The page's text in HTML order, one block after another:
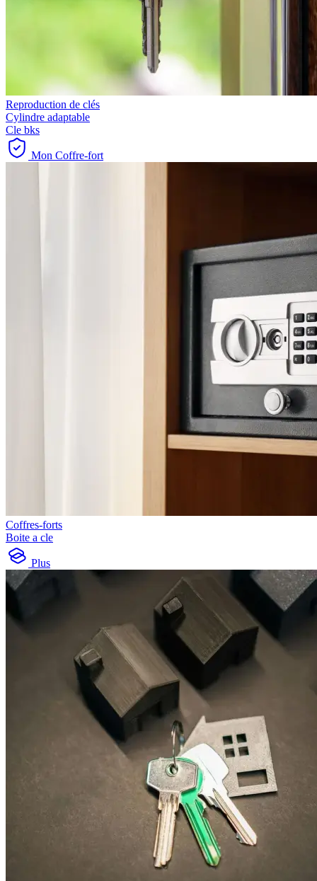
Reproduction de clés
Cylindre adaptable
Cle bks
Mon Coffre-fort
Coffres-forts
Boite a cle
Plus